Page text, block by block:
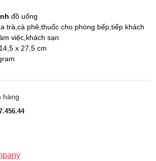
đồ uống
trà,cà phê,thuốc cho phòng bếp,tiếp khách
việc,khách sạn
x 27,5 cm
hàng